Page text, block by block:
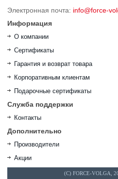
Электронная почта: info@force-
Информация
О компании
Сертификаты
Гарантия и возврат товара
Корпоративным клиентам
Подарочные сертификаты
Служба поддержки
Контакты
Дополнительно
Производители
Акции
(C) FORCE-VOLGA,